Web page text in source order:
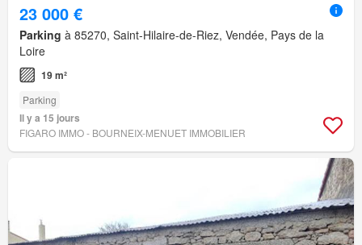
23 000 €
Parking à 85270, Saint-Hilaire-de-Riez, Vendée, Pays de la
Loire
19 m²
Parking
Il y a 15 jours
FIGARO IMMO - BOURNEIX-MENUET IMMOBILIER